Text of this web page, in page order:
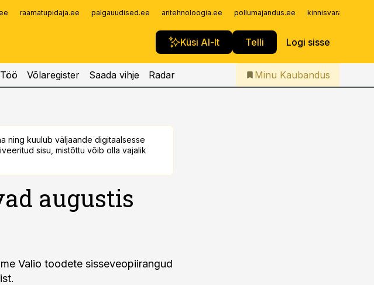
raamatupidaja.ee palgauudised.ee aritehnoloogia.ee pollumajandus.ee
Küsi AI-lt Telli Logi sisse
Iseteenindus
Telli Kaubandus
Töö Võlaregister Saada vihje Radar Minu Kaubandus
ning kuulub väljaande digitaalsesse
sisu, mistõttu võib olla vajalik
augustis
Valio toodete sisseveopiirangud